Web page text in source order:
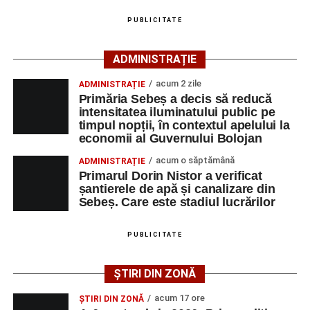
Publicul adult va avea la dispoziție o serie de evenimente
artiști locali și salonul literar„Armonia artelor”
Festivalul va cuprinde și o seară dedicată tradițiilor
săsești, precum și un spectacol folcloric organizat în
memoria interpretului Felician Fărcașiu.
Printre momentele de atracție se numără spectacolul de
simfonic susținut în Grădina Muzeului Municipal „Ioan
Raica”, sub bagheta dirijoruluiRemus Grama, alături de
muzicieni români de prestigiu.
Și în acest an, pe scenă vor urca atât artiști consacrați, cât
cariere de succes în țară și în străinătate.
Festivalul include și o componentă cinematografică
PUBLICITATE
ADMINISTRAȚIE
ADMINISTRAȚIE acum 2 zile
Primăria Sebeș a decis să reducă
intensitatea iluminatului public pe
timpul nopții, în contextul apelului la
economii al Guvernului Bolojan
ADMINISTRAȚIE acum o săptămână
Primarul Dorin Nistor a verificat
șantierele de apă și canalizare din
Sebeș. Care este stadiul lucrărilor
PUBLICITATE
ȘTIRI DIN ZONĂ
ȘTIRI DIN ZONĂ acum 17 ore